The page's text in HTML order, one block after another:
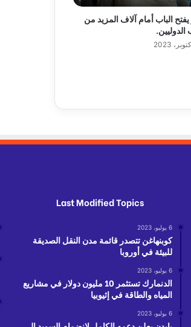
يفتح الباب أمام آلاف المزيد من
الدوليين.
Last Modified Topics
6 يوليو، 2023
كوبنهاغن تتصدر قائمة مدن النقل الصديقة
للبيئة في أوروبا
6 يوليو، 2023
الدنمارك تستثمر 10 مليون دولار في مشاريع
المياه والطاقة في إثيوبيا
6 يوليو، 2023